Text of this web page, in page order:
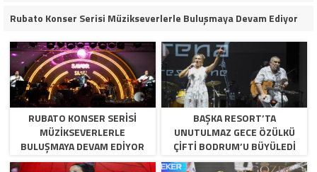
Rubato Konser Serisi Müzikseverlerle Buluşmaya Devam Ediyor
RUBATO KONSER SERISI
MÜZIKSEVERLERLE
BULUŞMAYA DEVAM EDIYOR
BAŞKA RESORT’TA
UNUTULMAZ GECE ÖZÜLKÜ
ÇIFTI BODRUM’U BÜYÜLEDI